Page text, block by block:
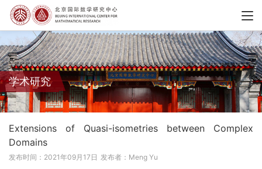
学术研究
Extensions of Quasi-isometries between Complex
Domains
发布时间：2021年09月17日 发布者：Meng Yu